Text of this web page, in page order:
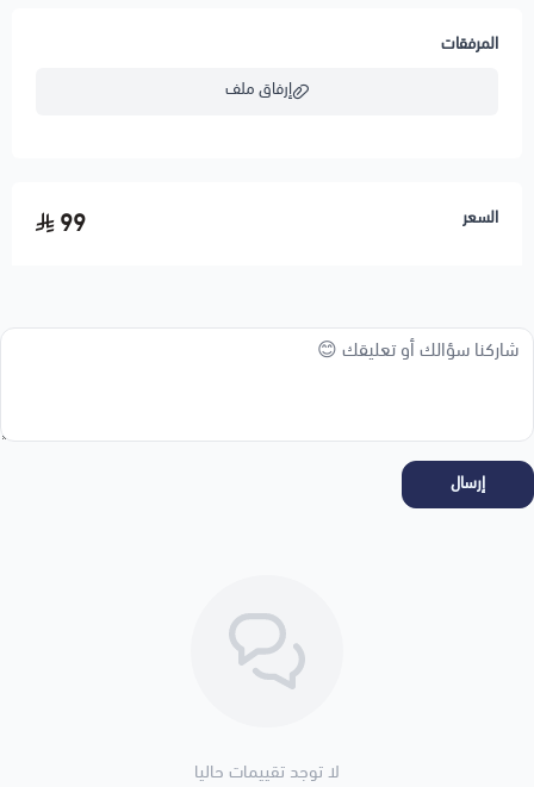
المرفقات
إرفاق ملف
السعر 99
إرسال
لا توجد تقييمات حاليا